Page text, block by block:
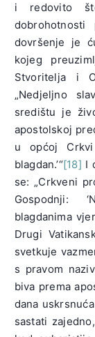
i redovito
dobrohotnosti
dovršenje je
kojeg
Stvoritelja i
„Nedjeljno
središtu je
apostolskoj
u općoj Crkvi
blagdan.’“[18] I
se: „Crkveni
Gospodnji:
blagdanima
Drugi
svetkuje
s pravom
biva prema
dana
sastati